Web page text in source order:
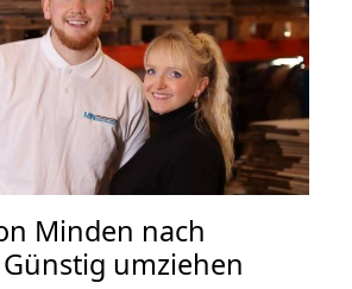
Minden nach
umziehen